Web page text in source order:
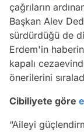
çağrıların
Başkan Alev
sürdürdüğü de
Erdem'in
kapalı
önerilerini
Cibiliyete göre
“Aileyi